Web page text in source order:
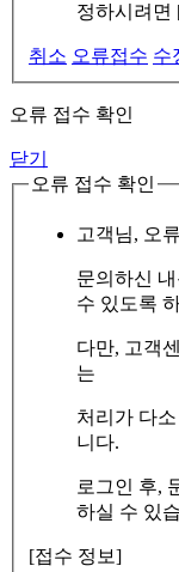
정하시려면
취소 오류접수 수
오류 접수 확인
닫기
오류 접수 확인
고객님, 오
문의하신
수 있도록
다만, 고객
는
처리가 다
니다.
로그인 후,
하실 수 있
[접수 정보]